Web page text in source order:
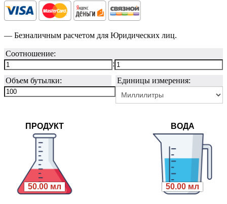
— Безналичным расчетом для Юридических лиц.
Соотношение:
:
Объем бутылки:
Единицы измерения:
ПРОДУКТ
50.00 мл
ВОДА
50.00 мл